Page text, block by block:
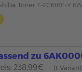
Toner T-FC616E-Y
zu
238,99€
(1